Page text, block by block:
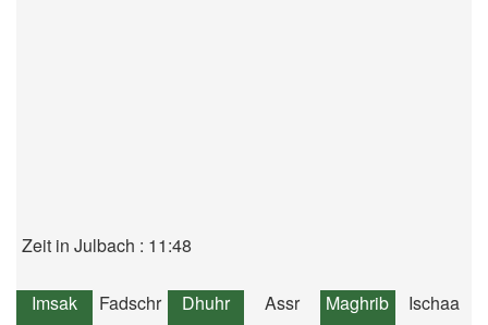
Zeit in Julbach : 11:48
Imsak Fadschr Dhuhr Assr Maghrib Ischaa